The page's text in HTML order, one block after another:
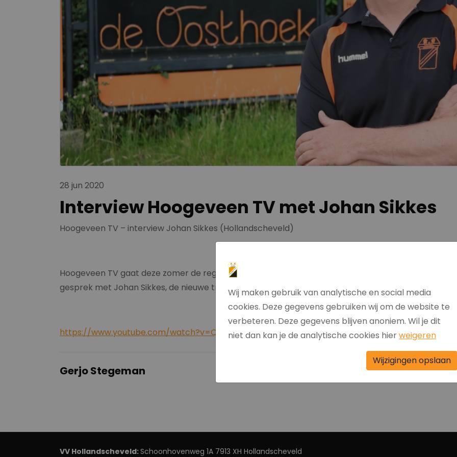
28 jun 2020
Interview Hoogeveen TV met Johan Sikkes
Hoogeveen TV – interview Johan Sikkes (Hollandscheveld)
Hoogeveen TV gaat deze zomer de regio in. Wekelijks zijn er interviews met betrokkenen van
gesprek met Johan Sikkes, de nieuwe trainer van derdeklasser Hollandscheveld.
https://www.youtube.com/watch?v=Q4PtdXvUJnw
Gerjo Stegeman
VV Hollandscheveld:Schoonhovenweg 1A 7913 XH Hollandscheveld
Wij maken gebruik van analytische en social media
cookies. Deze gegevens gebruiken wij om de website te
verbeteren. Deze gegevens blijven anoniem. Wil je dit
niet dan kan je de analytische cookies hierweigeren
Wijzigingen opslaan